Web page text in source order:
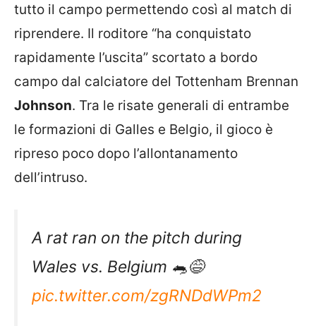
tutto il campo permettendo così al match di
riprendere. Il roditore “ha conquistato
rapidamente l’uscita” scortato a bordo
campo dal calciatore del Tottenham Brennan
Johnson. Tra le risate generali di entrambe
le formazioni di Galles e Belgio, il gioco è
ripreso poco dopo l’allontanamento
dell’intruso.
A rat ran on the pitch during
Wales vs. Belgium 🐀😅
pic.twitter.com/zgRNDdWPm2